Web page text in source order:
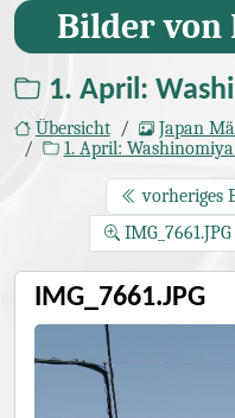
Bilder von
1. April:
Übersicht
Japan
1. April: Washinomiya
vorheriges
IMG_7661.JPG